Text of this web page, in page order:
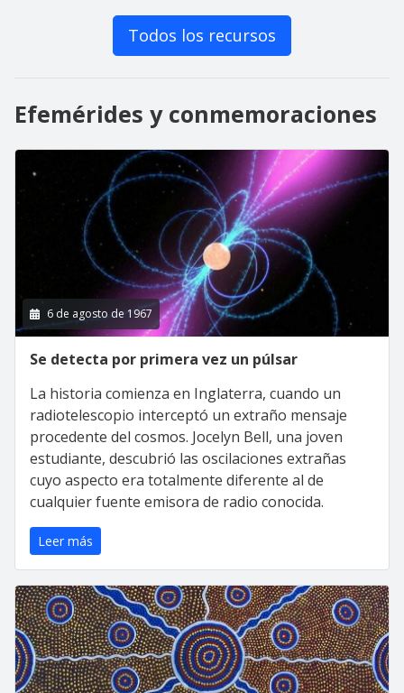
Todos los recursos
Efemérides y conmemoraciones
6 de agosto de 1967
Se detecta por primera vez un púlsar
La historia comienza en Inglaterra, cuando un
radiotelescopio interceptó un extraño mensaje
procedente del cosmos. Jocelyn Bell, una joven
estudiante, descubrió las oscilaciones extrañas
cuyo aspecto era totalmente diferente al de
cualquier fuente emisora de radio conocida.
Leer más